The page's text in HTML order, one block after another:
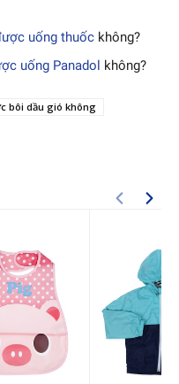
uống thuốc không?
uống Panadol không?
bôi dầu gió không